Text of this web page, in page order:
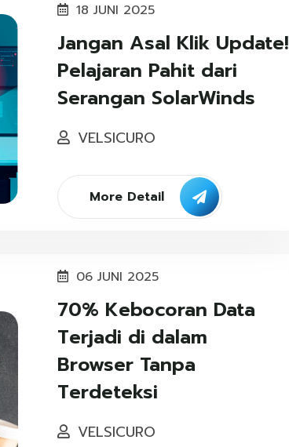
18 JUNI 2025
Jangan Asal Klik Update!
Pelajaran Pahit dari
Serangan SolarWinds
VELSICURO
More Detail
06 JUNI 2025
70% Kebocoran Data
Terjadi di dalam
Browser Tanpa
Terdeteksi
VELSICURO